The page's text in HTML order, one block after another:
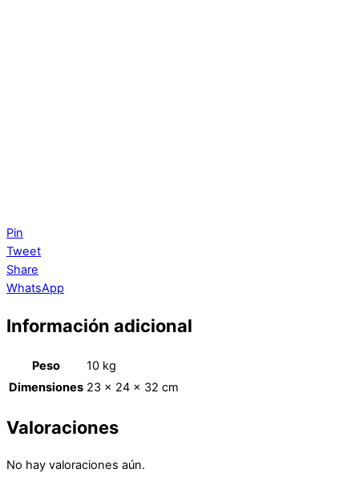
Pin
Tweet
Share
WhatsApp
Información adicional
Peso
10 kg
Dimensiones 23 × 24 × 32 cm
Valoraciones
No hay valoraciones aún.